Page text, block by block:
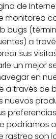
de
monitoreo
bugs
a
sus
un mejor
en
a través de
nuevos
podríamos
son